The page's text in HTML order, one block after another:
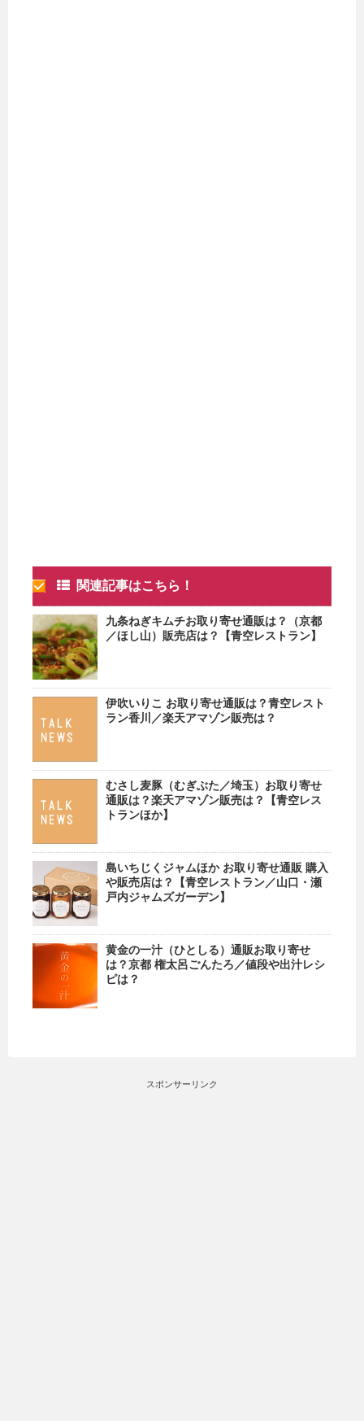
関連記事はこちら！
九条ねぎキムチお取り寄せ通販は？（京都
／ほし山）販売店は？【青空レストラン】
伊吹いりこ お取り寄せ通販は？青空レスト
ラン香川／楽天アマゾン販売は？
むさし麦豚（むぎぶた／埼玉）お取り寄せ
通販は？楽天アマゾン販売は？【青空レス
トランほか】
島いちじくジャムほか お取り寄せ通販 購入
や販売店は？【青空レストラン／山口・瀬
戸内ジャムズガーデン】
黄金の一汁（ひとしる）通販お取り寄せ
は？京都 権太呂ごんたろ／値段や出汁レシ
ピは？
スポンサーリンク